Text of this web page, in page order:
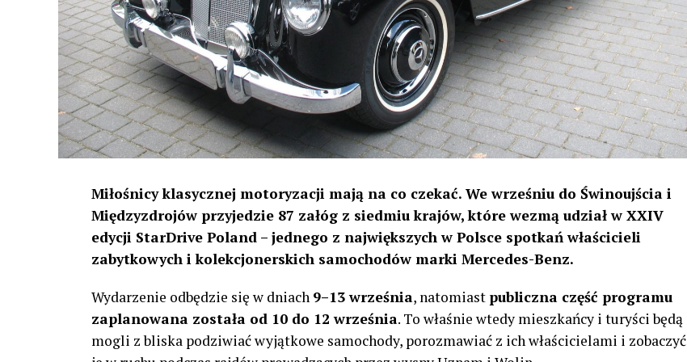
Miłośnicy klasycznej motoryzacji mają na co czekać. We wrześniu do Świnoujścia i
Międzyzdrojów przyjedzie 87 załóg z siedmiu krajów, które wezmą udział w XXIV
edycji StarDrive Poland – jednego z największych w Polsce spotkań właścicieli
zabytkowych i kolekcjonerskich samochodów marki Mercedes-Benz.
Wydarzenie odbędzie się w dniach 9–13 września, natomiast publiczna część programu
zaplanowana została od 10 do 12 września. To właśnie wtedy mieszkańcy i turyści będą
mogli z bliska podziwiać wyjątkowe samochody, porozmawiać z ich właścicielami i zobaczyć